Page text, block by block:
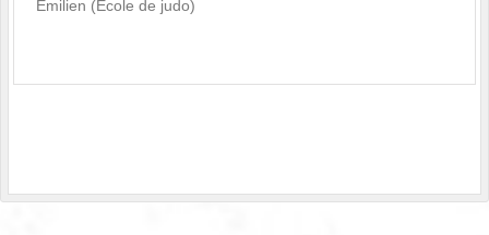
Emilien (Ecole de judo)